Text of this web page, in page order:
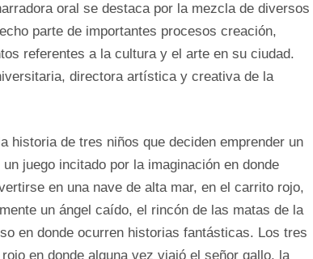
oral se destaca por la mezcla de diversos
parte de importantes procesos creación,
referentes a la cultura y el arte en su ciudad.
directora artística y creativa de la
historia de tres niños que deciden emprender un
juego incitado por la imaginación en donde
en una nave de alta mar, en el carrito rojo,
un ángel caído, el rincón de las matas de la
en donde ocurren historias fantásticas. Los tres
en donde alguna vez viajó el señor gallo, la